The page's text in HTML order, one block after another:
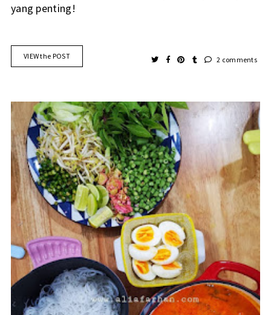
yang penting!
VIEW the POST 2 comments